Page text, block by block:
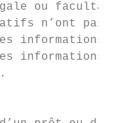
ou
n’ont pas
informations
informations